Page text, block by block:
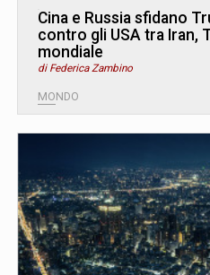
Cina e Russia sfidano
contro gli USA tra Iran,
mondiale
di Federica Zambino
MONDO